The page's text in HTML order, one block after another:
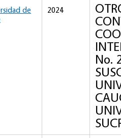
de
2024
No.